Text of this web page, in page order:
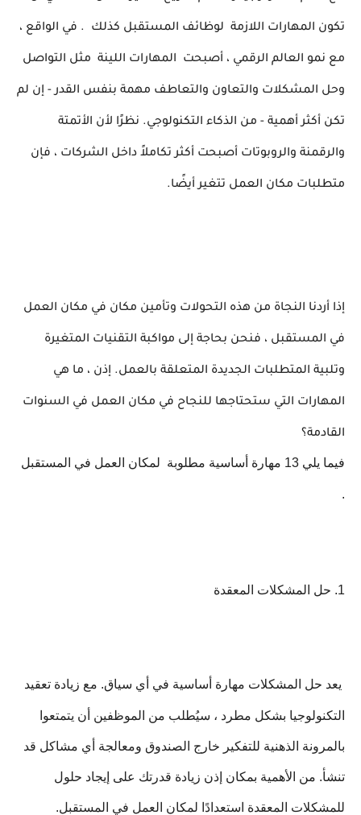
تكون المهارات اللازمة لوظائف المستقبل كذلك . في الواقع ،
مع نمو العالم الرقمي ، أصبحت المهارات اللينة مثل التواصل
وحل المشكلات والتعاون والتعاطف مهمة بنفس القدر - إن لم
تكن أكثر أهمية - من الذكاء التكنولوجي. نظرًا لأن الأتمتة
والرقمنة والروبوتات أصبحت أكثر تكاملاً داخل الشركات ، فإن
متطلبات مكان العمل تتغير أيضًا.
إذا أردنا النجاة من هذه التحولات وتأمين مكان في مكان العمل
في المستقبل ، فنحن بحاجة إلى مواكبة التقنيات المتغيرة
وتلبية المتطلبات الجديدة المتعلقة بالعمل. إذن ، ما هي
المهارات التي ستحتاجها للنجاح في مكان العمل في السنوات
القادمة؟
فيما يلي 13 مهارة أساسية مطلوبة لمكان العمل في المستقبل
.
1. حل المشكلات المعقدة
يعد حل المشكلات مهارة أساسية في أي سياق. مع زيادة تعقيد
التكنولوجيا بشكل مطرد ، سيُطلب من الموظفين أن يتمتعوا
بالمرونة الذهنية للتفكير خارج الصندوق ومعالجة أي مشاكل قد
تنشأ. من الأهمية بمكان إذن زيادة قدرتك على إيجاد حلول
للمشكلات المعقدة استعدادًا لمكان العمل في المستقبل.